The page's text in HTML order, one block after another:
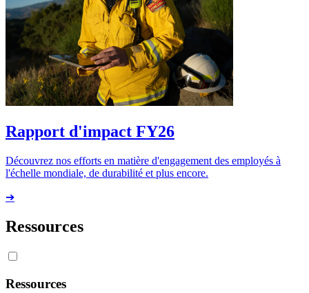
Rapport d'impact FY26
Découvrez nos efforts en matière d'engagement des employés à
l'échelle mondiale, de durabilité et plus encore.
➔
Ressources
Ressources